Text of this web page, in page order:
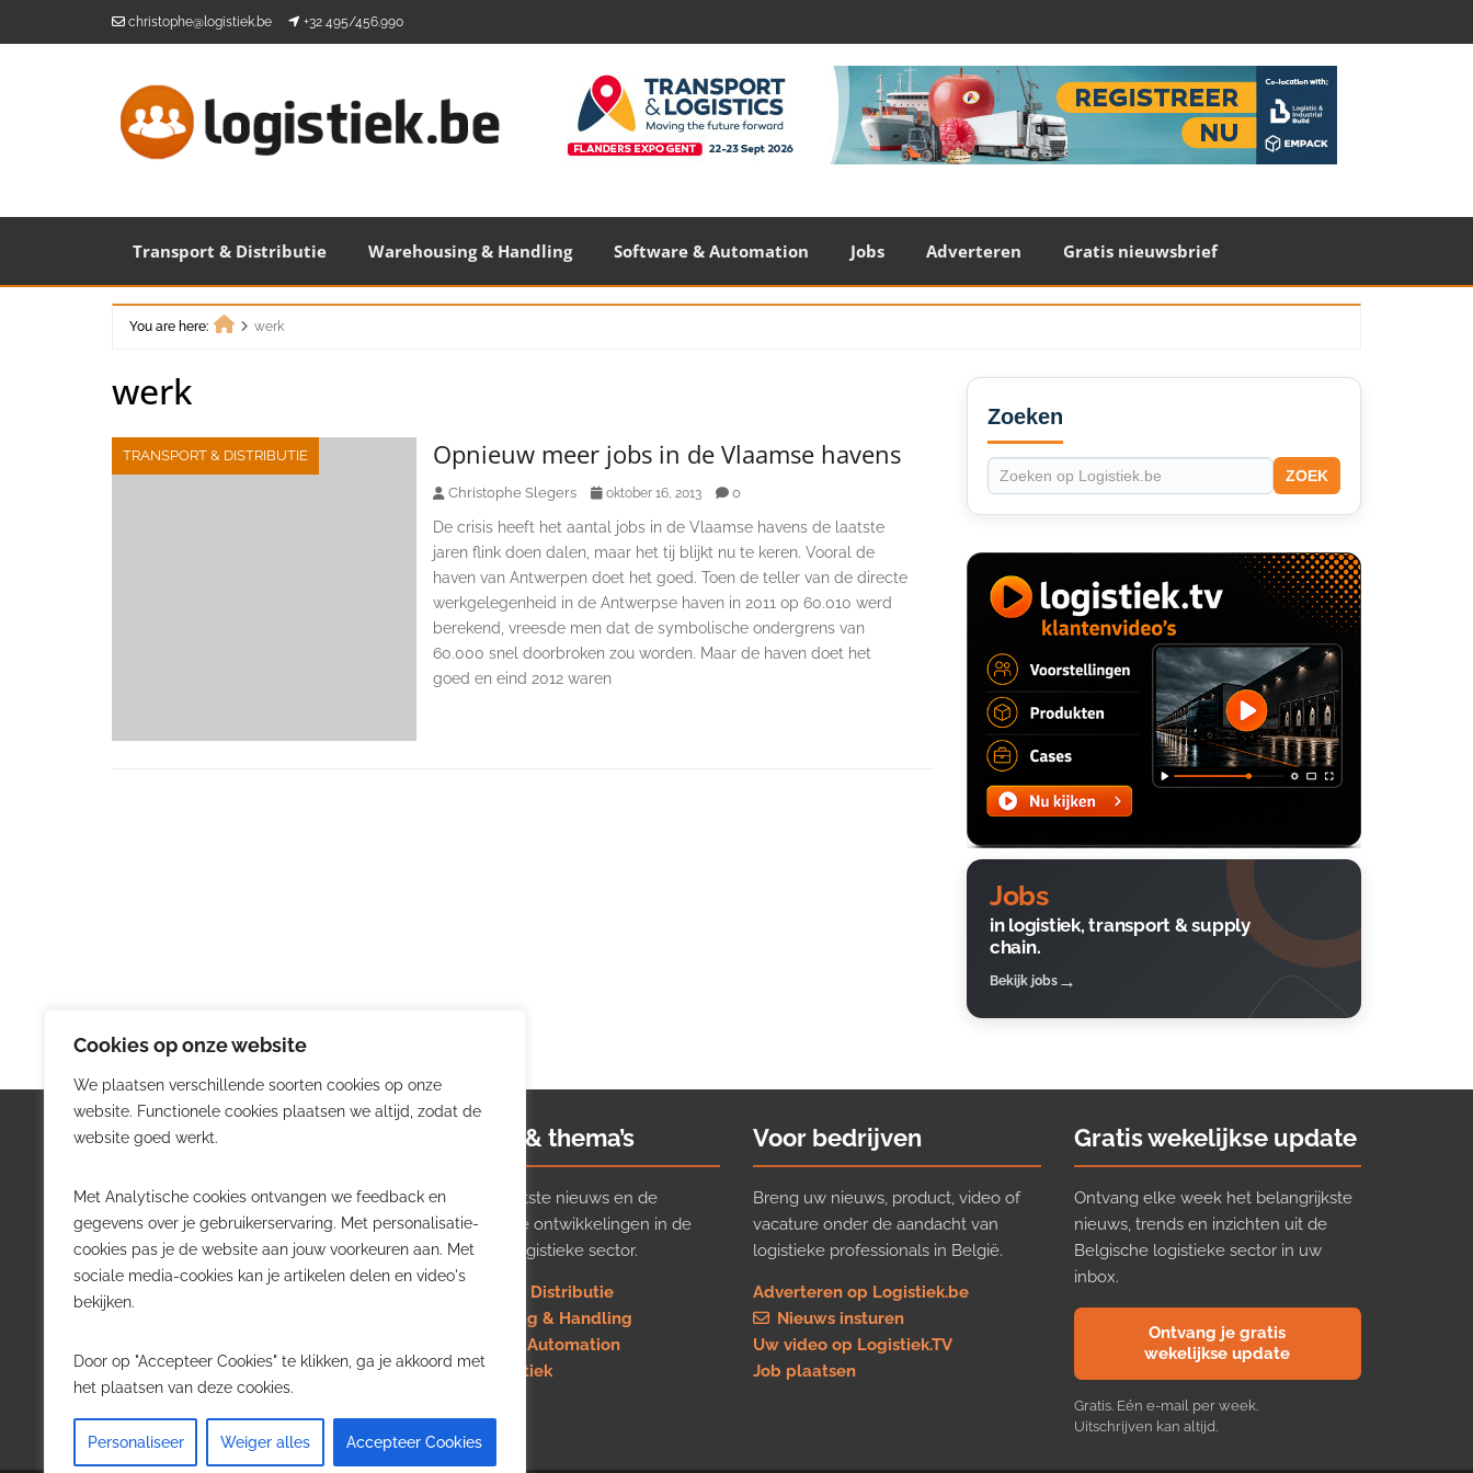
Cookies op onze website
We plaatsen verschillende soorten cookies op onze
website. Functionele cookies plaatsen we altijd, zodat de
website goed werkt.
Met Analytische cookies ontvangen we feedback en
gegevens over je gebruikerservaring. Met personalisatie-
cookies pas je de website aan jouw voorkeuren aan. Met
sociale media-cookies kan je artikelen delen en video's
bekijken.
Door op "Accepteer Cookies" te klikken, ga je akkoord met
het plaatsen van deze cookies.
Personaliseer Weiger alles Accepteer Cookies
christophe@logistiek.be +32 495/456.990
Transport & Distributie Warehousing & Handling Software & Automation Jobs Adverteren Gratis nieuwsbrief
You are here:
werk
werk
TRANSPORT & DISTRIBUTIE Opnieuw meer jobs in de Vlaamse havens
Christophe Slegers oktober 16, 2013 0
De crisis heeft het aantal jobs in de Vlaamse havens de laatste
jaren flink doen dalen, maar het tij blijkt nu te keren. Vooral de
haven van Antwerpen doet het goed. Toen de teller van de directe
werkgelegenheid in de Antwerpse haven in 2011 op 60.010 werd
berekend, vreesde men dat de symbolische ondergrens van
60.000 snel doorbroken zou worden. Maar de haven doet het
goed en eind 2012 waren
Secondary
Sidebar
Zoeken
ZOEK
Jobs
in logistiek, transport & supply
chain.
Bekijk jobs
Logistiek.be
Logistiek.be brengt dagelijks nieuws,
trends en praktijkverhalen over
transport, warehousing, supply chain
en automatisering in België.
willen volgen.
Nieuws & thema’s
Volg het laatste nieuws en de
belangrijkste ontwikkelingen in de
Belgische logistieke sector.
Transport & Distributie
Warehousing & Handling
Software & Automation
Job in logistiek
Voor bedrijven
Breng uw nieuws, product, video of
vacature onder de aandacht van
logistieke professionals in België.
Adverteren op Logistiek.be
Nieuws insturen
Uw video op Logistiek.TV
Job plaatsen
Gratis wekelijkse update
Ontvang elke week het belangrijkste
nieuws, trends en inzichten uit de
Belgische logistieke sector in uw
inbox.
Ontvang je gratis
wekelijkse update
Gratis. Eén e-mail per week.
Uitschrijven kan altijd.